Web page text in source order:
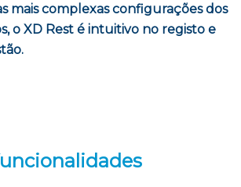
mais complexas configurações dos
o XD Rest é intuitivo no registo e